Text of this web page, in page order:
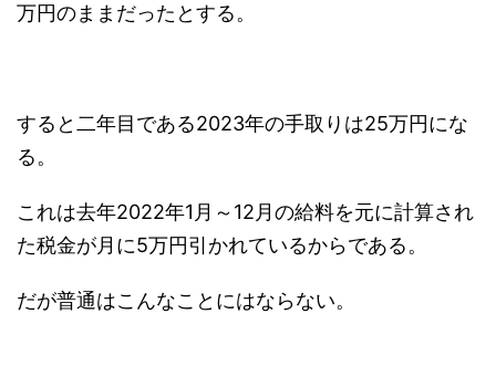
万円のままだったとする。
すると二年目である2023年の手取りは25万円にな
る。
これは去年2022年1月～12月の給料を元に計算され
た税金が月に5万円引かれているからである。
だが普通はこんなことにはならない。